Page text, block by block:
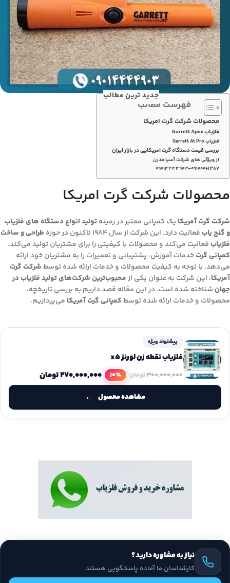
جدید ترین مطالب
فهرست مطالب
محصولات شرکت گرت امریکا
فلزیاب Garrett Apex
فلزیاب Garrett At Pro
بررسی قیمت دستگاه گرت امریکایی در بازار ایران
از ویژگی های شرکت آسیا مدرن
۰۹۰۱۴۴۴۴۹۰۳-۰۹۱۰۰۰۶۱۳۸۷
محصولات شرکت گرت امریکا
شرکت گرت آمریکا یک کمپانی معتبر در زمینهتولید انواع دستگاه­ های فلزیاب
و گنج ­یابفعالیت دارد. این شرکت از سال ۱۹۸۴ تاکنون در حوزه
طراحی و ساخت
فلزیابفعالیت می‌کند و محصولات با کیفیتی را برای مشتریان تولید می‌کند.
کمپانی گرتخدمات آموزش، پشتیبانی و تعمیرات را به مشتریان خود ارائه
می‌دهد. با توجه به کیفیت محصولات و خدمات ارائه شده توسطشرکت گرت
آمریکا، این شرکت به عنوان یکی ازمحبوب‌ترین شرکت‌های تولید فلزیاب در
جهانشناخته شده است. در این مقاله قصد داریم به بررسی تاریخچه،
محصولات و خدمات ارائه شده توسطکمپانی گرت آمریکا می‌پردازیم.
پیشنهاد ویژه
فلزیاب نقطه زن لورنز x5
۳۰۰,۰۰۰,۰۰۰تومان 10٪ ۲۷۰,۰۰۰,۰۰۰تومان
مشاهده محصول
نیاز به مشاوره دارید؟
کارشناسان ما آماده پاسخگویی هستند